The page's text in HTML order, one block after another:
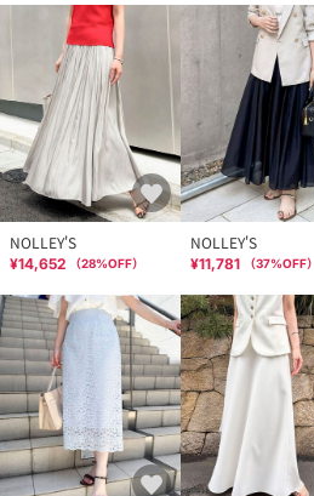
NOLLEY'S
¥14,652 （28%OFF）
NOLLEY'S
¥11,781 （37%OFF）